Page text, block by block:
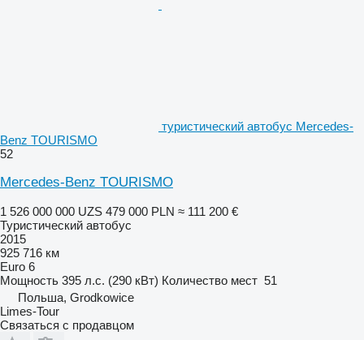
туристический автобус Mercedes-
Benz TOURISMO
52
Mercedes-Benz TOURISMO
1 526 000 000 UZS 479 000 PLN ≈ 111 200 €
Туристический автобус
2015
925 716 км
Euro 6
Мощность 395 л.с. (290 кВт) Количество мест 51
Польша, Grodkowice
Limes-Tour
Связаться с продавцом